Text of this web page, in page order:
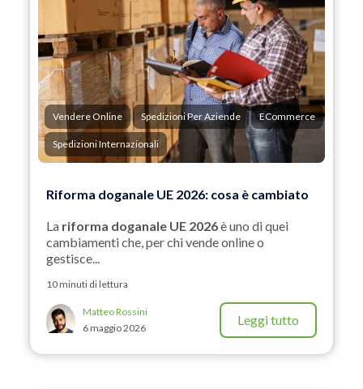
Vendere Online Spedizioni Per Aziende ECommerce
Spedizioni Internazionali
Riforma doganale UE 2026: cosa è cambiato
La riforma doganale UE 2026è uno di quei
cambiamenti che, per chi vende online o
gestisce...
10 minuti di lettura
Matteo Rossini
6 maggio 2026
Leggi tutto